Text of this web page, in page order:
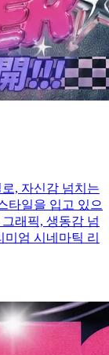
, 자신감 넘치는
타일을 입고 있으
래픽, 생동감 넘
엄 시네마틱 리